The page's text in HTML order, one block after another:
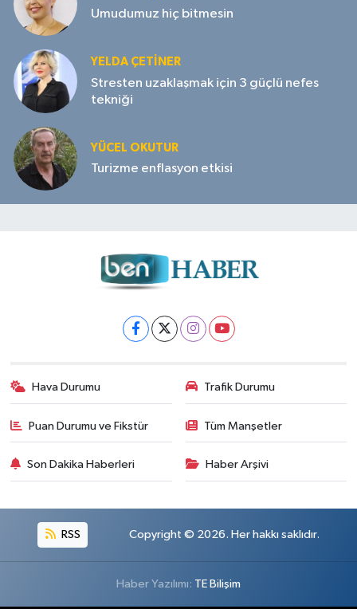
Umudumuz hiç bitmesin
YELDA ÇETİNER
Stresten uzaklaşmak için 3 güçlü nefes
tekniği
YÜCEL OKUTUR
Turizme enflasyon etkisi
Hava Durumu Trafik Durumu
Puan Durumu ve Fikstür Tüm Manşetler
Son Dakika Haberleri Haber Arşivi
RSS Copyright © 2026. Her hakkı saklıdır.
Haber Yazılımı: TE Bilişim